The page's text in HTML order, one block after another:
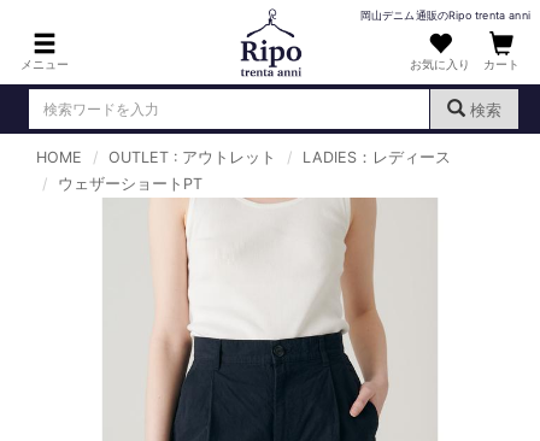
メニュー
岡山デニム通販のRipo trenta anni
お気に入り カート
検索
ログイン （新規会員登録
DENIM : デニム
PANTS : パンツ
TOPS : トップス
T-SHIRT : Tシャツ
HOME OUTLET : アウトレット
LADIES：レディース
ウェザーショートPT